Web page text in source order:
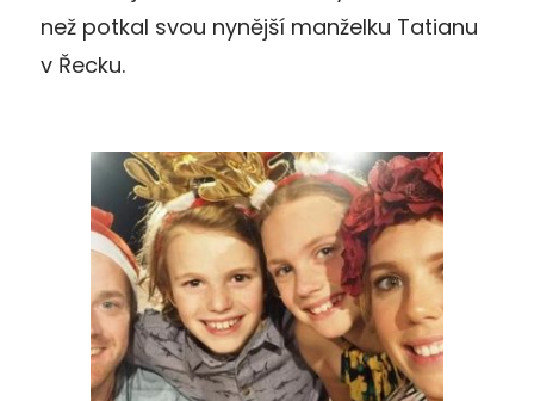
než potkal svou nynější manželku Tatianu
v Řecku.